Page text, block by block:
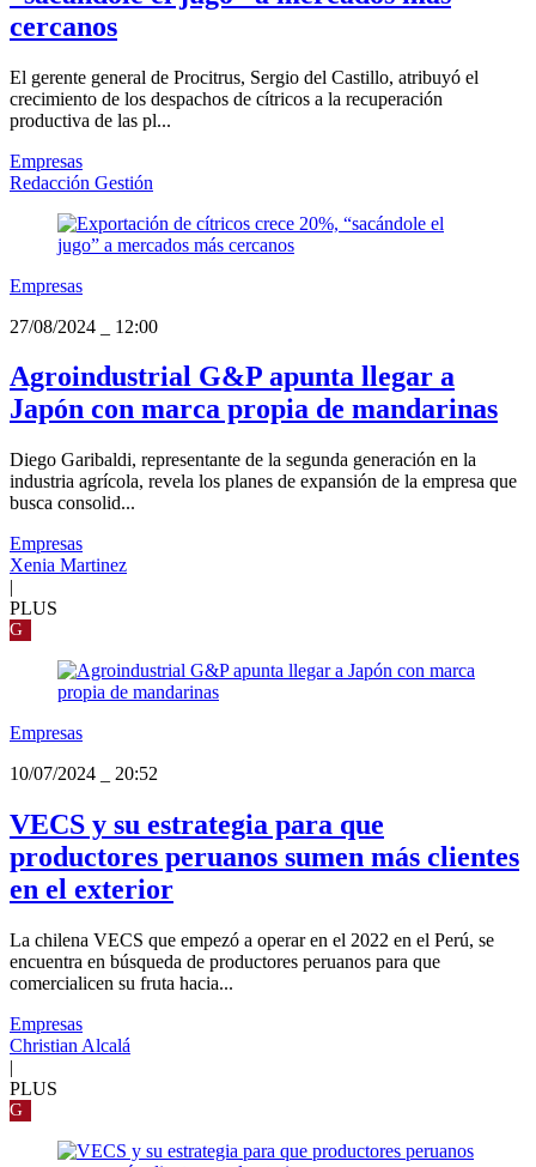
cercanos
El gerente general de Procitrus, Sergio del Castillo, atribuyó el
crecimiento de los despachos de cítricos a la recuperación
productiva de las pl...
Empresas
Redacción Gestión
Empresas
27/08/2024
12:00
Agroindustrial G&P apunta llegar a
Japón con marca propia de mandarinas
Diego Garibaldi, representante de la segunda generación en la
industria agrícola, revela los planes de expansión de la empresa que
busca consolid...
Empresas
Xenia Martinez
|
PLUS
G
Empresas
10/07/2024
20:52
VECS y su estrategia para que
productores peruanos sumen más clientes
en el exterior
La chilena VECS que empezó a operar en el 2022 en el Perú, se
encuentra en búsqueda de productores peruanos para que
comercialicen su fruta hacia...
Empresas
Christian Alcalá
|
PLUS
G